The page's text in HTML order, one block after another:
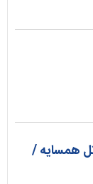
همسایه /